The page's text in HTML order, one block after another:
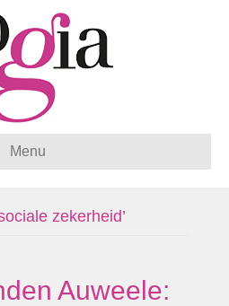
Menu
zekerheid’
Auweele: